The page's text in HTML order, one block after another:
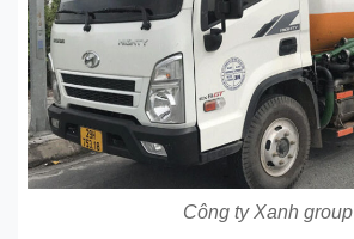
Công ty Xanh group